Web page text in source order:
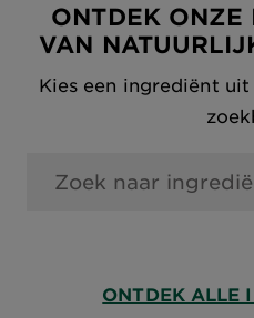
ONTDEK ONZE
VAN
Kies een ingrediënt
ONTDEK ALLE